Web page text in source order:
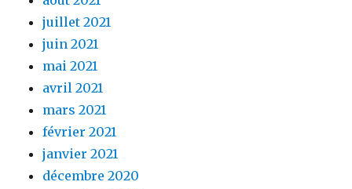
juillet 2021
juin 2021
mai 2021
avril 2021
mars 2021
février 2021
janvier 2021
décembre 2020